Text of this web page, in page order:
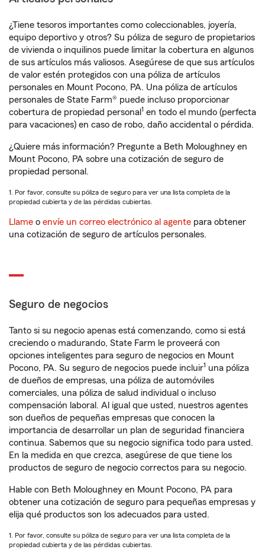
¿Tiene tesoros importantes como coleccionables, joyería,
equipo deportivo y otros? Su póliza de seguro de propietarios
de vivienda o inquilinos puede limitar la cobertura en algunos
de sus artículos más valiosos. Asegúrese de que sus artículos
de valor estén protegidos con una póliza de artículos
personales en Mount Pocono, PA. Una póliza de artículos
personales de State Farm® puede incluso proporcionar
cobertura de propiedad personal 1 en todo el mundo (perfecta
para vacaciones) en caso de robo, daño accidental o pérdida.
¿Quiere más información? Pregunte a Beth Moloughney en
Mount Pocono, PA sobre una cotización de seguro de
propiedad personal.
1. Por favor, consulte su póliza de seguro para ver una lista completa de la
propiedad cubierta y de las pérdidas cubiertas.
Llame o envíe un correo electrónico al agente para obtener
una cotización de seguro de artículos personales.
Seguro de negocios
Tanto si su negocio apenas está comenzando, como si está
creciendo o madurando, State Farm le proveerá con
opciones inteligentes para seguro de negocios en Mount
Pocono, PA. Su seguro de negocios puede incluir1 una póliza
de dueños de empresas, una póliza de automóviles
comerciales, una póliza de salud individual o incluso
compensación laboral. Al igual que usted, nuestros agentes
son dueños de pequeñas empresas que conocen la
importancia de desarrollar un plan de seguridad financiera
continua. Sabemos que su negocio significa todo para usted.
En la medida en que crezca, asegúrese de que tiene los
productos de seguro de negocio correctos para su negocio.
Hable con Beth Moloughney en Mount Pocono, PA para
obtener una cotización de seguro para pequeñas empresas y
elija qué productos son los adecuados para usted.
1. Por favor, consulte su póliza de seguro para ver una lista completa de la
propiedad cubierta y de las pérdidas cubiertas.